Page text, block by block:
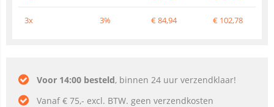
3x 3% €84,94 € 102,78
Voor 14:00 besteld, binnen 24 uur verzendklaar!
Vanaf € 75,- excl. BTW. geen verzendkosten